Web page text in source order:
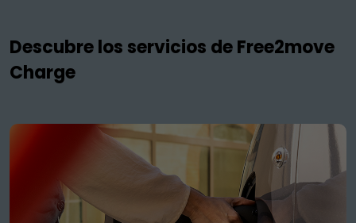
Descubre los servicios de Free2move
Charge